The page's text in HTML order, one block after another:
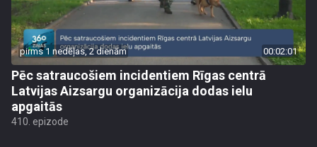
pirms 1 nedēļas, 2 dienām 00:02:01
Pēc satraucošiem incidentiem Rīgas centrā
Latvijas Aizsargu organizācija dodas ielu
apgaitās
410. epizode